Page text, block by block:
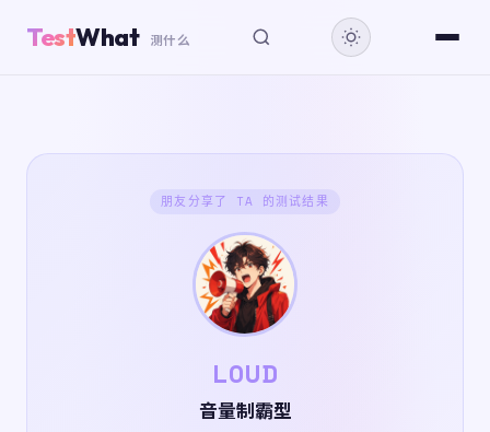
TestWhat 测什么
朋友分享了 TA 的测试结果
LOUD
音量制霸型